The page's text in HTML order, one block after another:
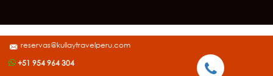
reservas@kullaytravelperu.com
+51 954 964 304